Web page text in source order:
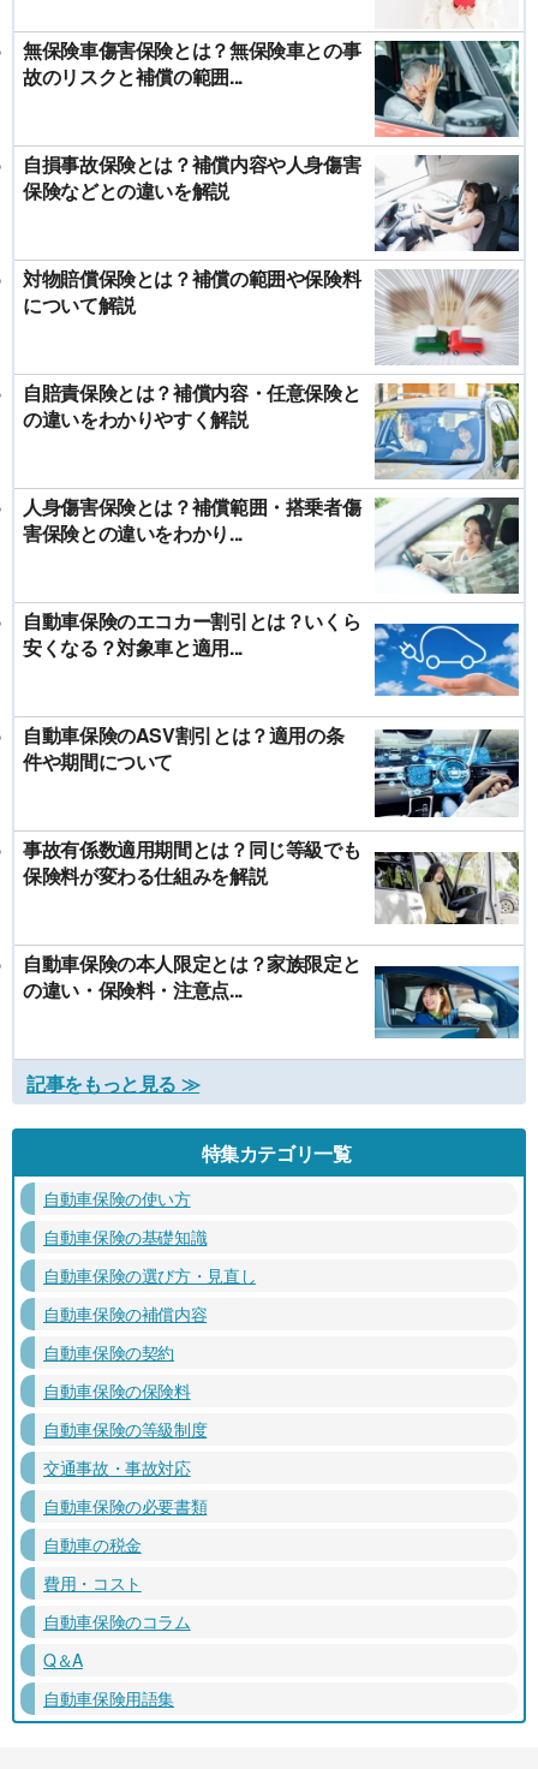
無保険車傷害保険とは？無保険車との事
故のリスクと補償の範囲...
自損事故保険とは？補償内容や人身傷害
保険などとの違いを解説
対物賠償保険とは？補償の範囲や保険料
について解説
自賠責保険とは？補償内容・任意保険と
の違いをわかりやすく解説
人身傷害保険とは？補償範囲・搭乗者傷
害保険との違いをわかり...
自動車保険のエコカー割引とは？いくら
安くなる？対象車と適用...
自動車保険のASV割引とは？適用の条
件や期間について
事故有係数適用期間とは？同じ等級でも
保険料が変わる仕組みを解説
自動車保険の本人限定とは？家族限定と
の違い・保険料・注意点...
記事をもっと見る ≫
特集カテゴリ一覧
自動車保険の使い方
自動車保険の基礎知識
自動車保険の選び方・見直し
自動車保険の補償内容
自動車保険の契約
自動車保険の保険料
自動車保険の等級制度
交通事故・事故対応
自動車保険の必要書類
自動車の税金
費用・コスト
自動車保険のコラム
Q＆A
自動車保険用語集